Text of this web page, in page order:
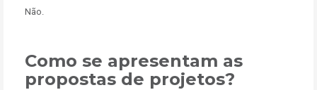
Não.
Como se apresentam as
propostas de projetos?